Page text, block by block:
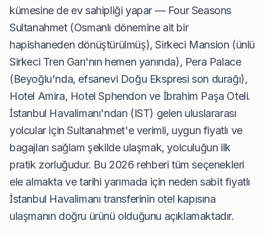
kümesine de ev sahipliği yapar — Four Seasons
Sultanahmet (Osmanlı dönemine ait bir
hapishaneden dönüştürülmüş), Sirkeci Mansion (ünlü
Sirkeci Tren Garı'nın hemen yanında), Pera Palace
(Beyoğlu'nda, efsanevi Doğu Ekspresi son durağı),
Hotel Amira, Hotel Sphendon ve İbrahim Paşa Oteli.
İstanbul Havalimanı'ndan (IST) gelen uluslararası
yolcular için Sultanahmet'e verimli, uygun fiyatlı ve
bagajları sağlam şekilde ulaşmak, yolculuğun ilk
pratik zorluğudur. Bu 2026 rehberi tüm seçenekleri
ele almakta ve tarihi yarımada için nedensabit fiyatlı
İstanbul Havalimanı transferinin otel kapısına
ulaşmanın doğru ürünü olduğunu açıklamaktadır.